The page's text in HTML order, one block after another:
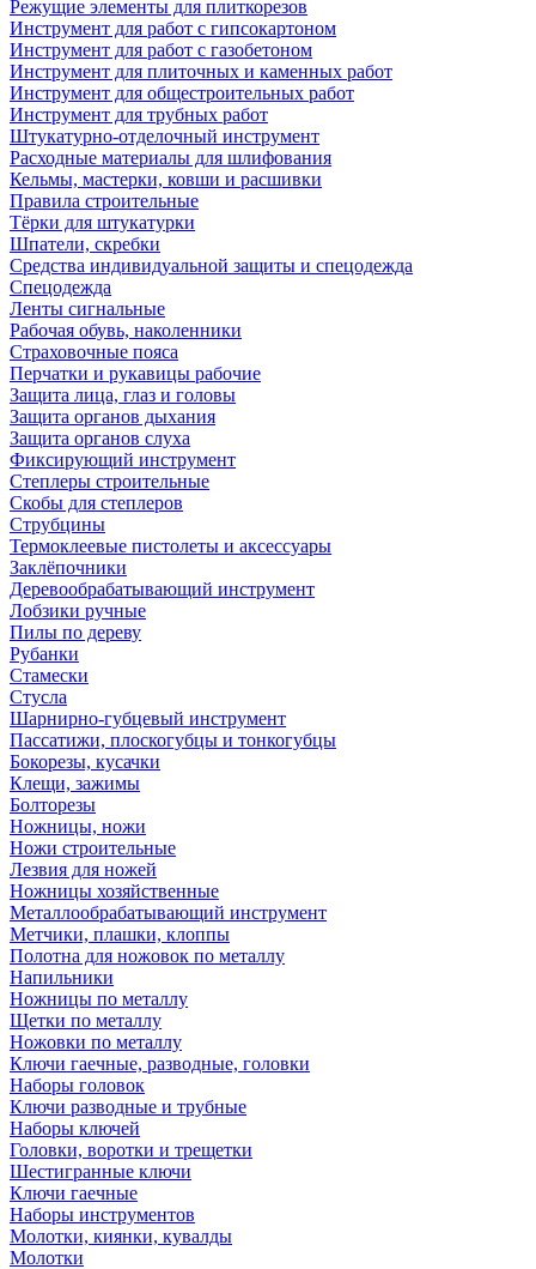
Режущие элементы для плиткорезов
Инструмент для работ с гипсокартоном
Инструмент для работ с газобетоном
Инструмент для плиточных и каменных работ
Инструмент для общестроительных работ
Инструмент для трубных работ
Штукатурно-отделочный инструмент
Расходные материалы для шлифования
Кельмы, мастерки, ковши и расшивки
Правила строительные
Тёрки для штукатурки
Шпатели, скребки
Средства индивидуальной защиты и спецодежда
Спецодежда
Ленты сигнальные
Рабочая обувь, наколенники
Страховочные пояса
Перчатки и рукавицы рабочие
Защита лица, глаз и головы
Защита органов дыхания
Защита органов слуха
Фиксирующий инструмент
Степлеры строительные
Скобы для степлеров
Струбцины
Термоклеевые пистолеты и аксессуары
Заклёпочники
Деревообрабатывающий инструмент
Лобзики ручные
Пилы по дереву
Рубанки
Стамески
Стусла
Шарнирно-губцевый инструмент
Пассатижи, плоскогубцы и тонкогубцы
Бокорезы, кусачки
Клещи, зажимы
Болторезы
Ножницы, ножи
Ножи строительные
Лезвия для ножей
Ножницы хозяйственные
Металлообрабатывающий инструмент
Метчики, плашки, клоппы
Полотна для ножовок по металлу
Напильники
Ножницы по металлу
Щетки по металлу
Ножовки по металлу
Ключи гаечные, разводные, головки
Наборы головок
Ключи разводные и трубные
Наборы ключей
Головки, воротки и трещетки
Шестигранные ключи
Ключи гаечные
Наборы инструментов
Молотки, киянки, кувалды
Молотки